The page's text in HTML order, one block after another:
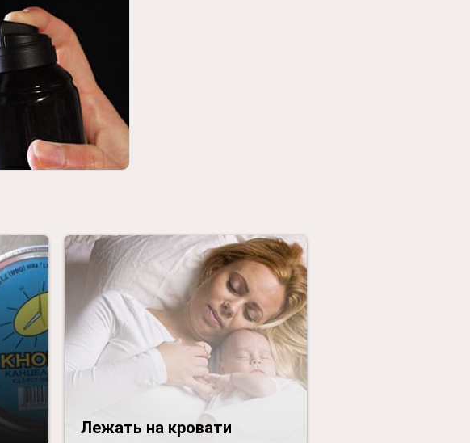
Лежать на кровати